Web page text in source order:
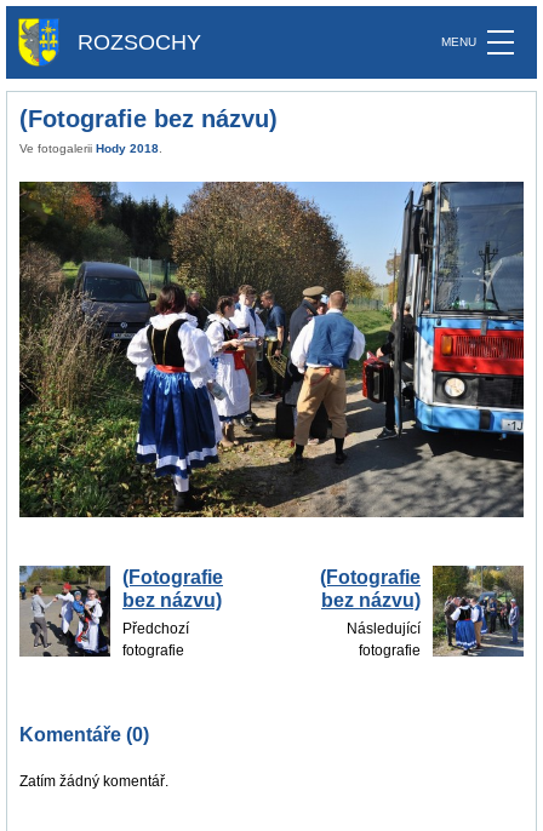
ROZSOCHY
(Fotografie bez názvu)
Ve fotogalerii Hody 2018
(Fotografie
bez názvu)
Předchozí
fotografie
(Fotografie
bez názvu)
Následující
fotografie
Komentáře (0)
Zatím žádný komentář.